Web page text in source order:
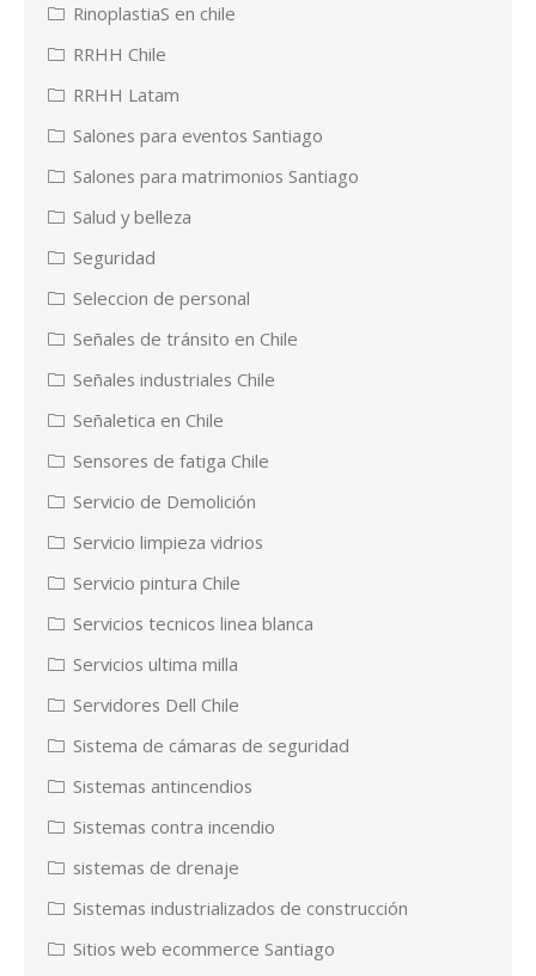
RinoplastiaS en chile
RRHH Chile
RRHH Latam
Salones para eventos Santiago
Salones para matrimonios Santiago
Salud y belleza
Seguridad
Seleccion de personal
Señales de tránsito en Chile
Señales industriales Chile
Señaletica en Chile
Sensores de fatiga Chile
Servicio de Demolición
Servicio limpieza vidrios
Servicio pintura Chile
Servicios tecnicos linea blanca
Servicios ultima milla
Servidores Dell Chile
Sistema de cámaras de seguridad
Sistemas antincendios
Sistemas contra incendio
sistemas de drenaje
Sistemas industrializados de construcción
Sitios web ecommerce Santiago